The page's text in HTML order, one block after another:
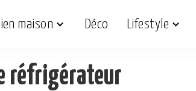
maison Déco Lifestyle
réfrigérateur